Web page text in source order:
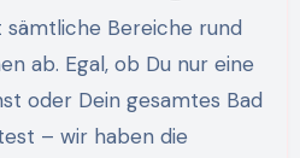
ab. Egal, ob Du nur eine
oder Dein gesamtes Bad
– wir haben die